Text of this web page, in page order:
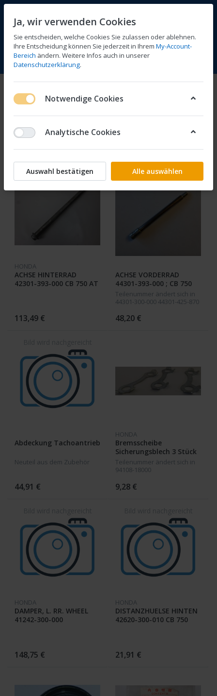
Menü Anmelden Vergleichen Wunschliste
Räder
Filtern Sortieren
HONDA
ACHSE HINTERRAD
42301-393-000 CB 750 AT
113,49 €
ACHSE VORDERRAD
44301-393-000 ; CB 750
AT / A1 / A2
Teilenummer ändert sich in
44301-300-000 44301-425-870
48,20 €
Abdeckung Tachoantrieb
Neuteil aus dem Zubehör
44,91 €
HONDA
Bremsscheibe
Sicherungsblech 3 Stück
CB 500 CB 750Four
CB450K
Teilenummer ändert sich in
94108-18000
9,28 €
HONDA
DAMPER, L. RR. WHEEL
41242-300-000
148,75 €
HONDA
DISTANZHUELSE HINTEN
42620-300-010 CB 750
21,91 €
Ja, wir verwenden Cookies
Sie entscheiden, welche Cookies Sie zulassen oder ablehnen.
Ihre Entscheidung können Sie jederzeit in Ihrem My-Account-
Bereich ändern. Weitere Infos auch in unserer
Datenschutzerklärung.
Notwendige Cookies
Analytische Cookies
Auswahl bestätigen Alle auswählen